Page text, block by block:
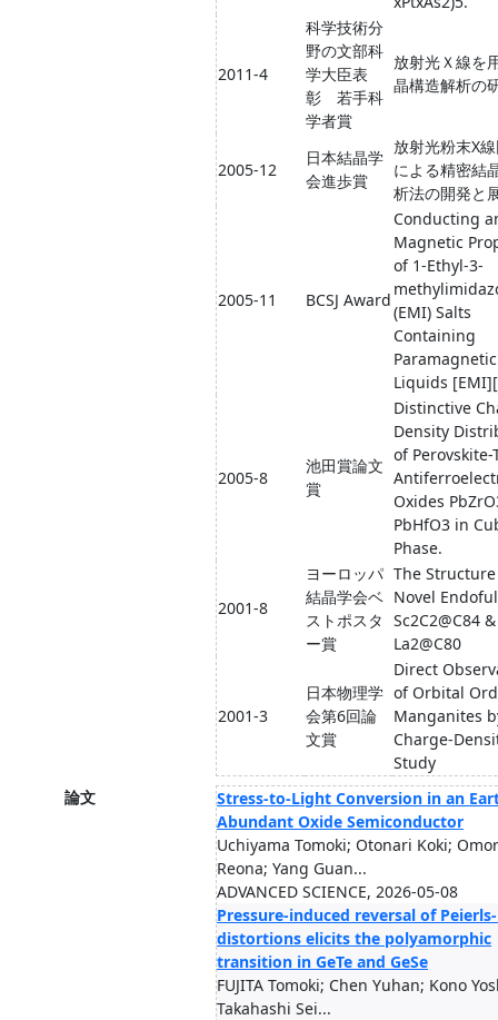
2011-4
科学技術分
野の文部科
学大臣表
彰 若手科
学者賞
放射光Ｘ線を
晶構造解析の
2005-12
日本結晶学
会進歩賞
放射光粉末X
による精密結
析法の開発と
2005-11 BCSJ Award
Conducting
Magnetic
of 1-Ethyl-3-
(EMI) Salts
Containing
Liquids
2005-8
池田賞論文
賞
Distinctive
Density
of Perovskite-
Oxides
PbHfO3 in
Phase.
2001-8
ヨーロッパ
結晶学会ベ
ストポスタ
ー賞
The
Novel
Sc2C2@C84 &
La2@C80
2001-3
日本物理学
会第6回論
文賞
Direct
of Orbital
Manganites
Charge-
Study
論文
Stress-to-Light Conversion in an
Abundant Oxide Semiconductor
Uchiyama Tomoki; Otonari Koki;
Reona; Yang Guan...
ADVANCED SCIENCE, 2026-05-08
Pressure-induced reversal of
distortions elicits the polyamorphic
transition in GeTe and GeSe
FUJITA Tomoki; Chen Yuhan; Kono
Takahashi Sei...